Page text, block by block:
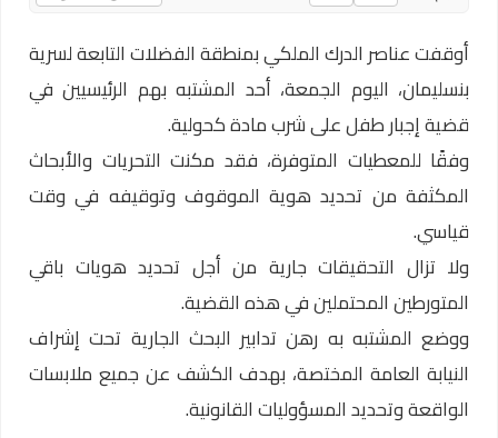
أوقفت عناصر الدرك الملكي بمنطقة الفضلات التابعة لسرية
بنسليمان، اليوم الجمعة، أحد المشتبه بهم الرئيسيين في
قضية إجبار طفل على شرب مادة كحولية.
وفقًا للمعطيات المتوفرة، فقد مكنت التحريات والأبحاث
المكثفة من تحديد هوية الموقوف وتوقيفه في وقت
قياسي.
ولا تزال التحقيقات جارية من أجل تحديد هويات باقي
المتورطين المحتملين في هذه القضية.
ووضع المشتبه به رهن تدابير البحث الجارية تحت إشراف
النيابة العامة المختصة، بهدف الكشف عن جميع ملابسات
الواقعة وتحديد المسؤوليات القانونية.